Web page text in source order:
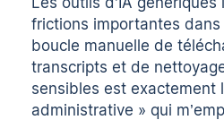
frictions importantes
boucle manuelle de
transcripts et de
sensibles est exactement
administrative » qui